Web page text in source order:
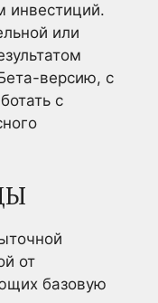
инвестиций.
или
версию, с
с
от
базовую